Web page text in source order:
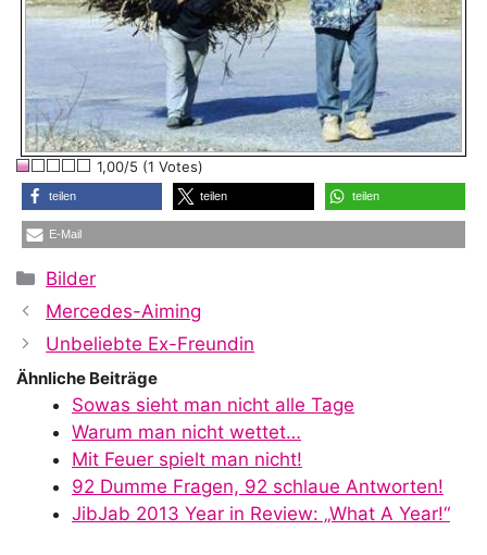
1,00/5 (1 Votes)
teilen teilen teilen
E-Mail
Kategorien
Bilder
Mercedes-Aiming
Unbeliebte Ex-Freundin
Ähnliche Beiträge
Sowas sieht man nicht alle Tage
Warum man nicht wettet…
Mit Feuer spielt man nicht!
92 Dumme Fragen, 92 schlaue Antworten!
JibJab 2013 Year in Review: „What A Year!“